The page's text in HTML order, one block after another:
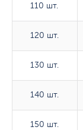
110 шт.
120 шт.
130 шт.
140 шт.
150 шт.
110 шт.
120 шт.
130 шт.
140 шт.
150 шт.